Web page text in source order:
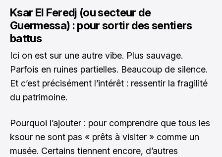
Ksar El Feredj (ou secteur de
Guermessa) : pour sortir des sentiers
battus
Ici on est sur une autre vibe. Plus sauvage.
Parfois en ruines partielles. Beaucoup de silence.
Et c’est précisément l’intérêt : ressentir la fragilité
du patrimoine.
Pourquoi l’ajouter : pour comprendre que tous les
ksour ne sont pas « prêts à visiter » comme un
musée. Certains tiennent encore, d’autres